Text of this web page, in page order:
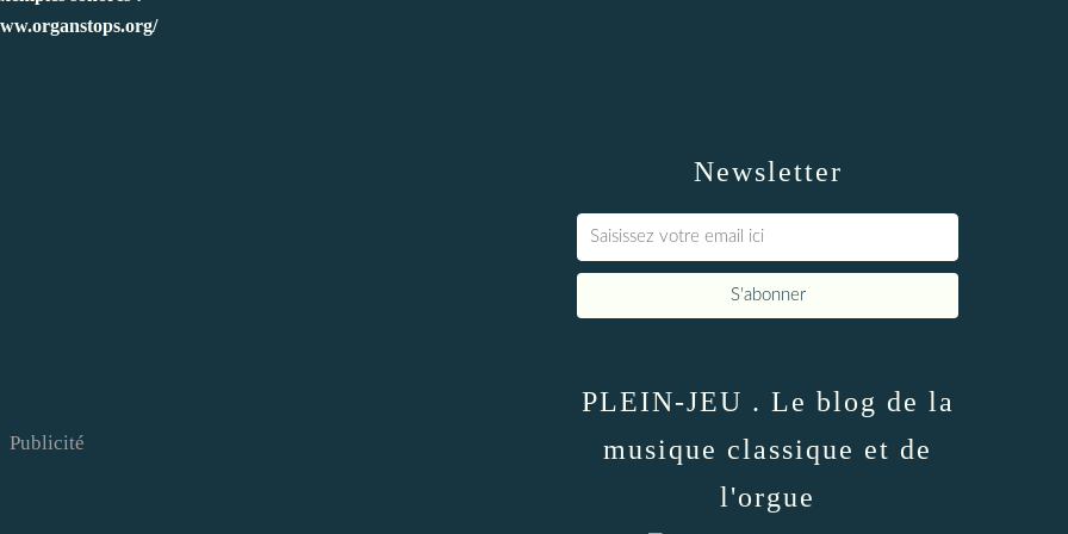
Publicité
Newsletter
PLEIN-JEU . Le blog de la
musique classique et de
l'orgue